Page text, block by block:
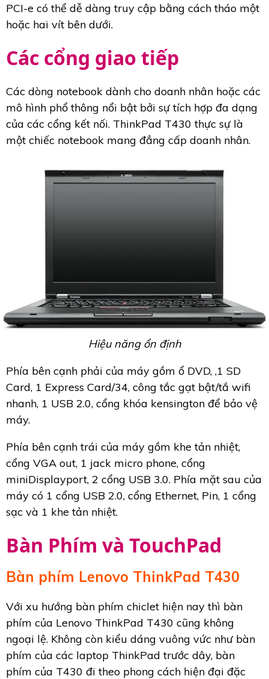
PCI-e có thể dễ dàng truy cập bằng cách tháo một
hoặc hai vít bên dưới.
Các cổng giao tiếp
Các dòng notebook dành cho doanh nhân hoặc các
mô hình phổ thông nổi bật bởi sự tích hợp đa dạng
của các cổng kết nối. ThinkPad T430 thực sự là
một chiếc notebook mang đẳng cấp doanh nhân.
Hiệu năng ổn định
Phía bên cạnh phải của máy gồm ổ DVD, ,1 SD
Card, 1 Express Card/34, công tắc gạt bật/tắ wifi
nhanh, 1 USB 2.0, cổng khóa kensington để bảo vệ
máy.
Phía bên cạnh trái của máy gồm khe tản nhiệt,
cổng VGA out, 1 jack micro phone, cổng
miniDisplayport, 2 cổng USB 3.0. Phía mặt sau của
máy có 1 cổng USB 2.0, cổng Ethernet, Pin, 1 cổng
sạc và 1 khe tản nhiệt.
Bàn Phím và TouchPad
Bàn phím Lenovo ThinkPad T430
Với xu hướng bàn phím chiclet hiện nay thì bàn
phím của Lenovo ThinkPad T430 cũng không
ngoại lệ. Không còn kiểu dáng vuông vức như bàn
phím của các laptop ThinkPad trước dây, bàn
phím của T430 đi theo phong cách hiện đại đặc